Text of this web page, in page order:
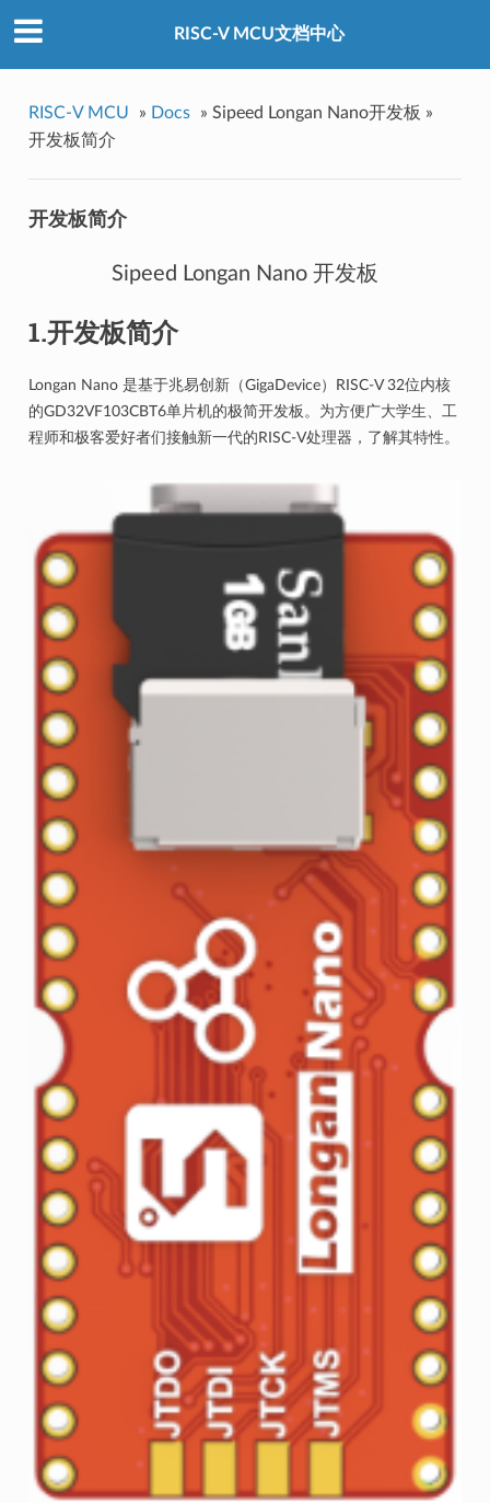
RISC-V MCU文档中心
RISC-V MCU » Docs » Sipeed Longan Nano开发板 »
开发板简介
开发板简介
Sipeed Longan Nano 开发板
1.开发板简介
Longan Nano 是基于兆易创新（GigaDevice）RISC-V 32位内核
的GD32VF103CBT6单片机的极简开发板。为方便广大学生、工
程师和极客爱好者们接触新一代的RISC-V处理器，了解其特性。